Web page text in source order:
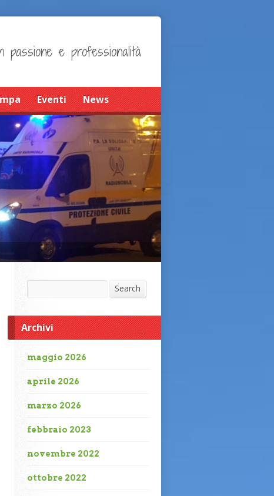
passione e professionalità
Eventi News
Search
Archivi
maggio 2026
aprile 2026
marzo 2026
febbraio 2023
novembre 2022
ottobre 2022